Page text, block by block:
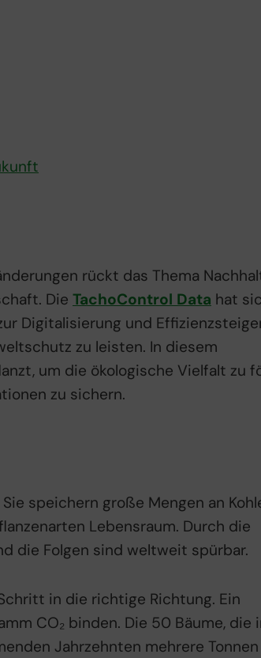
rückt das Thema
Die TachoControl Data hat
Digitalisierung und
zu leisten. In diesem
um die ökologische Vielfalt zu
zu sichern.
speichern große Mengen an
Lebensraum. Durch die
die Folgen sind weltweit spürbar.
in die richtige Richtung. Ein
CO₂ binden. Die 50 Bäume, die
Jahrzehnten mehrere Tonnen